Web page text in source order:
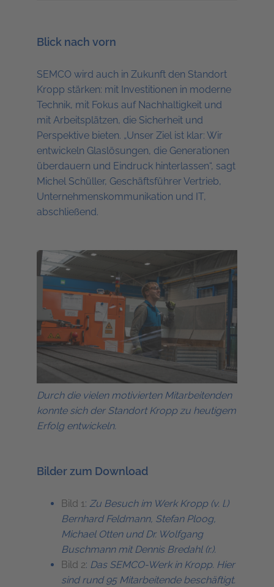
Blick nach vorn
SEMCO wird auch in Zukunft den Standort
Kropp stärken: mit Investitionen in moderne
Technik, mit Fokus auf Nachhaltigkeit und
mit Arbeitsplätzen, die Sicherheit und
Perspektive bieten. „Unser Ziel ist klar: Wir
entwickeln Glaslösungen, die Generationen
überdauern und Eindruck hinterlassen“, sagt
Michel Schüller, Geschäftsführer Vertrieb,
Unternehmenskommunikation und IT,
abschließend.
Durch die vielen motivierten Mitarbeitenden
konnte sich der Standort Kropp zu heutigem
Erfolg entwickeln.
Bilder zum Download
Bild 1: Zu Besuch im Werk Kropp (v. l.)
Bernhard Feldmann, Stefan Ploog,
Michael Otten und Dr. Wolfgang
Buschmann mit Dennis Bredahl (r.).
Bild 2: Das SEMCO-Werk in Kropp. Hier
sind rund 95 Mitarbeitende beschäftigt.